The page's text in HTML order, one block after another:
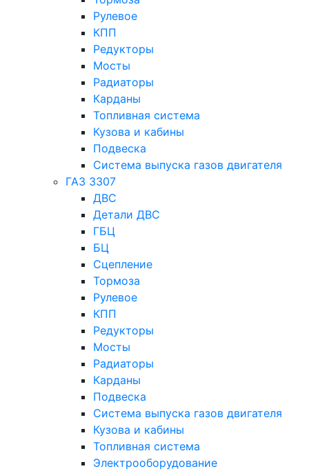
Рулевое
КПП
Редукторы
Мосты
Радиаторы
Карданы
Топливная система
Кузова и кабины
Подвеска
Система выпуска газов двигателя
ГАЗ 3307
ДВС
Детали ДВС
ГБЦ
БЦ
Сцепление
Тормоза
Рулевое
КПП
Редукторы
Мосты
Радиаторы
Карданы
Подвеска
Система выпуска газов двигателя
Кузова и кабины
Топливная система
Электрооборудование